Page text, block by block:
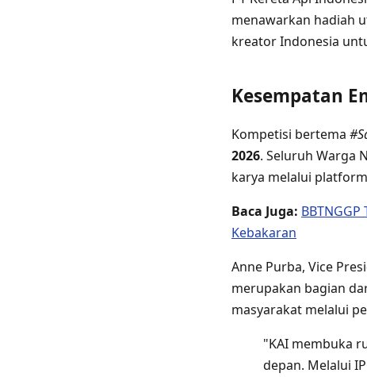
menawarkan hadiah
kreator Indonesia
Kesempatan
Kompetisi bertema
2026. Seluruh Warga
karya melalui
Baca Juga:
Kebakaran
Anne Purba, Vice
merupakan bagian
masyarakat melalui
"KAI membuka
depan. Melalui